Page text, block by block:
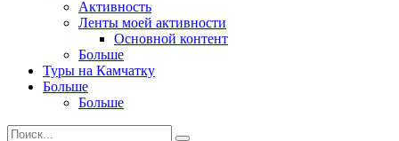
Активность
Ленты моей активности
Основной контент
Больше
Туры на Камчатку
Больше
Больше